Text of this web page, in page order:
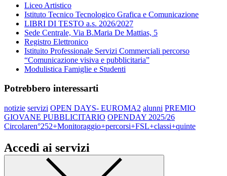
Liceo Artistico
Istituto Tecnico Tecnologico Grafica e Comunicazione
LIBRI DI TESTO a.s. 2026/2027
Sede Centrale, Via B.Maria De Mattias, 5
Registro Elettronico
Istituito Professionale Servizi Commerciali percorso
“Comunicazione visiva e pubblicitaria”
Modulistica Famiglie e Studenti
Potrebbero interessarti
notizie servizi OPEN DAYS- EUROMA2 alunni PREMIO
GIOVANE PUBBLICITARIO OPENDAY 2025/26
Circolaren°252+Monitoraggio+percorsi+FSL+classi+quinte
Accedi ai servizi